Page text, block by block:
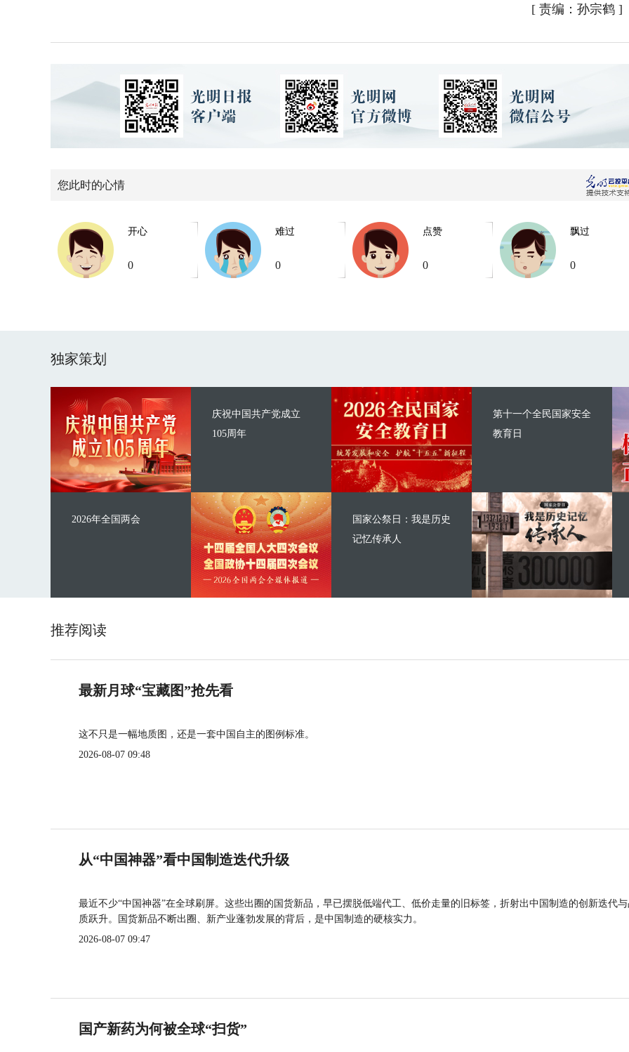
[ 责编：孙宗鹤 ]
您此时的心情
开心
0
难过
0
点赞
0
飘过
0
独家策划
庆祝中国共产党成立
105周年
2026年全国两会
第十一个全民国家安全
教育日
国家公祭日：我是历史
记忆传承人
推荐阅读
最新月球“宝藏图”抢先看
这不只是一幅地质图，还是一套中国自主的图例标准。
2026-08-07 09:48
从“中国神器”看中国制造迭代升级
最近不少“中国神器”在全球刷屏。这些出圈的国货新品，早已摆脱低端代工、低价走量的旧标签，折射出中国制造的创新迭代
质跃升。国货新品不断出圈、新产业蓬勃发展的背后，是中国制造的硬核实力。
2026-08-07 09:47
国产新药为何被全球“扫货”